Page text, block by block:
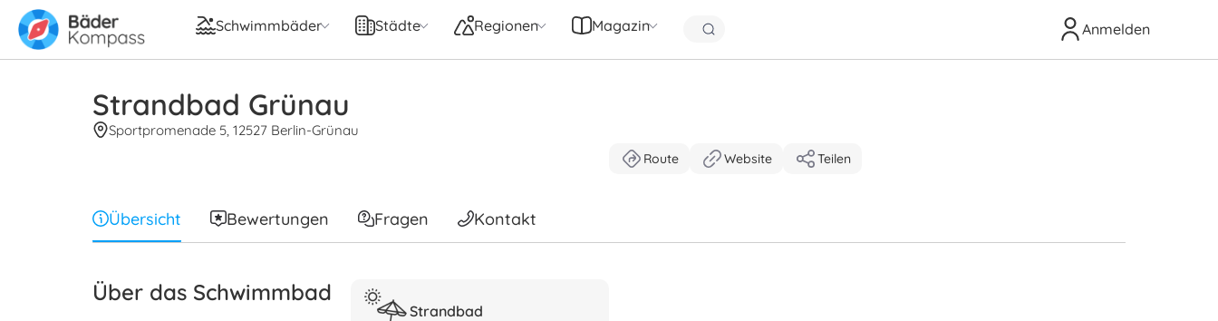
Schwimmbäder Städte Regionen Magazin Anmelden
Strandbad Grünau
Sportpromenade 5, 12527 Berlin-Grünau
Route Website Teilen
Übersicht Bewertungen Fragen Kontakt
Über das Schwimmbad
Strandbad